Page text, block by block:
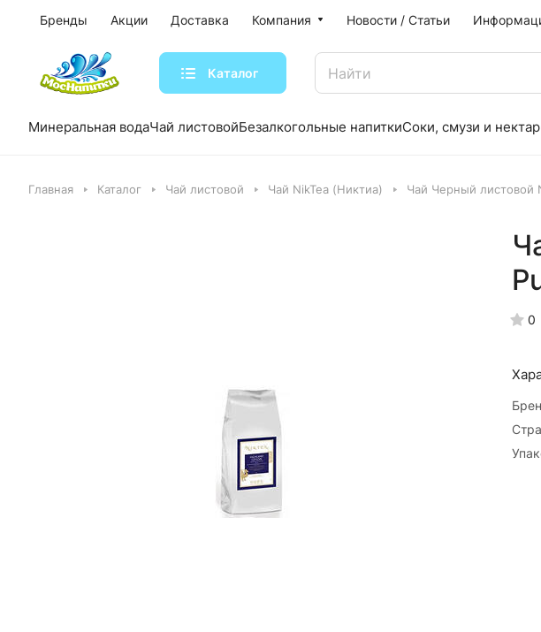
Бренды Акции Доставка Компания Новости / Статьи
Каталог
Минеральная водаЧай листовойБезалкогольные напиткиСоки, смузи и
Главная Каталог Чай листовой Чай NikTea (Никтиа) Чай Черный листовой
0